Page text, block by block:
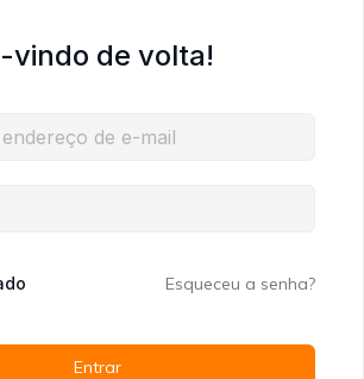
vindo de volta!
Esqueceu a senha?
Entrar